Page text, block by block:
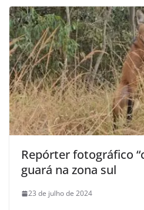
Repórter fotográfico
guará na zona sul
23 de julho de 2024